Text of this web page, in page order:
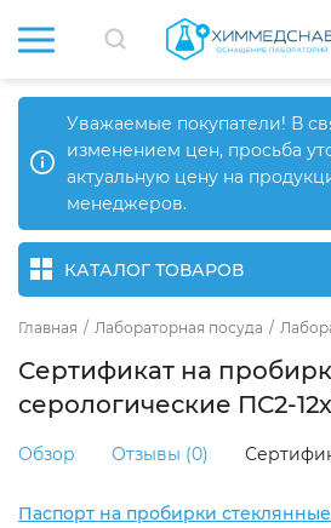
Уважаемые покупатели! В
изменением цен, просьба
актуальную цену на
менеджеров.
КАТАЛОГ ТОВАРОВ
Главная / Лабораторная посуда /
Сертификат на
серологические ПС2-
Обзор Отзывы (0)
Паспорт на пробирки